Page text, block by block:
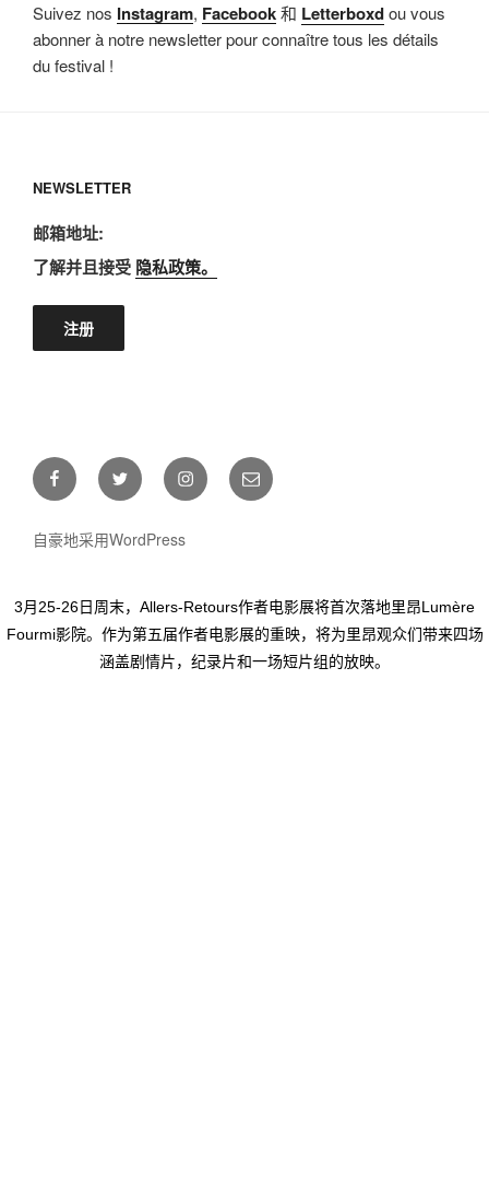
Suivez nos Instagram, Facebook和 Letterboxdou vous
abonner à notre newsletter pour connaître tous les détails
du festival !
NEWSLETTER
邮箱地址:
了解并且接受 隐私政策。
FacebookTwitter InstagramE-
mail
自豪地采用WordPress
3月25-26日周末，Allers-Retours作者电影展将首次落地里昂Lumère
Fourmi影院。作为第五届作者电影展的重映，将为里昂观众们带来四场
涵盖剧情片，纪录片和一场短片组的放映。